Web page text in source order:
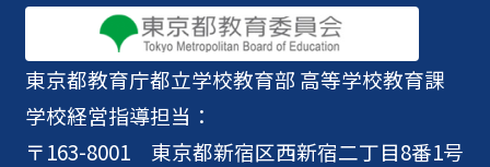
東京都教育庁都立学校教育部 高等学校教育課
学校経営指導担当：
〒163-8001 東京都新宿区西新宿二丁目8番1号